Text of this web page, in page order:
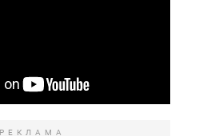
РЕКЛАМА